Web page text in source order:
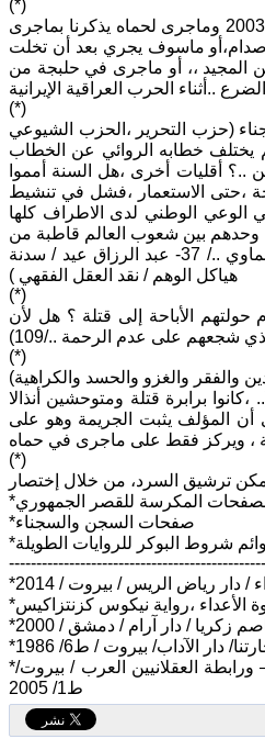
(*)
مكابدات السنة مع السلطة العلوية ،لاتختلف عن مكابدات الشيعة العراقية مع الحاكم العراقي منذ 1968 حتى ربيع 2003 وماجرى لحماه يذكرنا بماجرى
صدام،أو ماسوف يجري بعد أن تخلت
مجازر علي حسن المجيد ،، أو ماجرى في حلبجة من
(*)
(حزب التحرير ،الحزب الشيوعي
طائفية ،ولم يختلف خطابه الروائي عن الخطاب
..؟ أقليات أخرى ،هل السنة أمموا
،حتى الاستعمار ،فشل في تنشيط
الوعي الوطني لدى الاطراف كلها
وحدهم بين شعوب العالم قاطبة من
تحكمهم ،فكرياً وسياسيا ودينياً ،حروب خيضت قبل عشرات القرون ،وقد التبس فيها الدنيء الارضي بالمقدس السماوي ../ 37- عبد الرزاق عيد / سدنة
هياكل الوهم / نقد العقل الفقهي )
(*)
حولتهم الأباحة إلى قتلة ؟ هل لأن
(*)
(لم يكونوا منفذين للأوامر فقط ..الله لم يكن هاجسهم ، تخلصوا منه ، أطلقوا العنان لأحقاد غامضة ملتبسة بالتاريخ والدين والفقر والغزو والحسد والكراهية
،كانوا برابرة قتلة ومتوحشين أنذالا ..) والسؤال هنا ، ألا ينسحب مابين القوسين على مَن أقترفوا تلك الجريمة البشعة بحق طلاّب مدرسة المدفعية، هل
أن المؤلف يثبت الجريمة وهو على
(*)
المكرسة للقصر الجمهوري
*صفحات السجن والسجناء
/ دار رياض الريس / بيروت / 2014
زكريا / دار آرام / دمشق / 2000
دار الآداب/ بيروت / ط6/ 1986
*د.عبد الرزّاق عيد / سدنة هياكل الوهم/ نقد العقل الفقهي / يوسف القرضاوي بين التسامح والإرهاب / دار الطليعة – ورابطة العقلانيين العرب / بيروت/
ط1/ 2005